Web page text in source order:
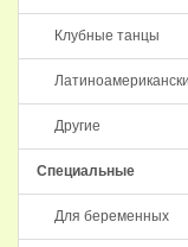
Клубные танцы
Другие
Специальные
Для беременных